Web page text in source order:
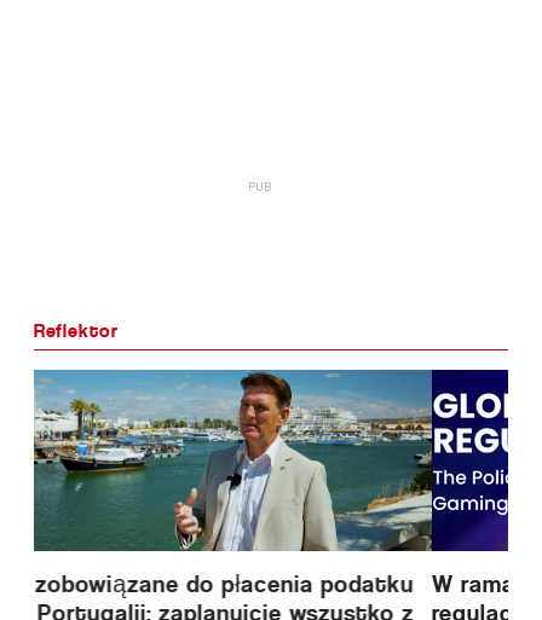
Reflektor
W ramach ścieżki tematycznej „Globalne
regulacje” podczas konferencji SBC